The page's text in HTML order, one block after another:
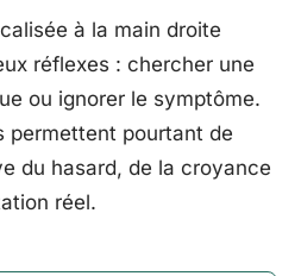
à la main droite
réflexes : chercher une
ou ignorer le symptôme.
permettent pourtant de
du hasard, de la croyance
réel.